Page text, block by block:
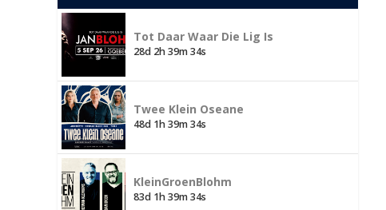
Tot Daar Waar Die Lig Is
28d 2h 39m 33s
Twee Klein Oseane
48d 1h 39m 33s
KleinGroenBlohm
83d 1h 39m 33s